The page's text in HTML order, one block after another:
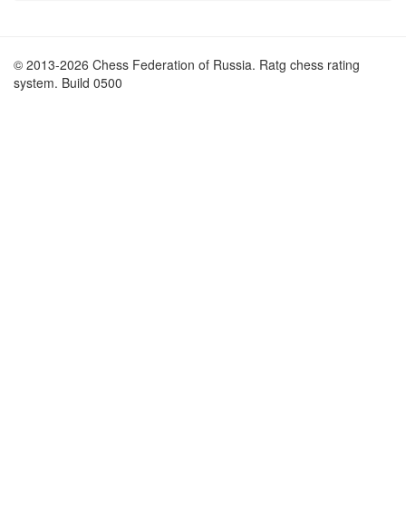
© 2013-2026 Chess Federation of Russia. Ratg chess rating
system. Build 0500